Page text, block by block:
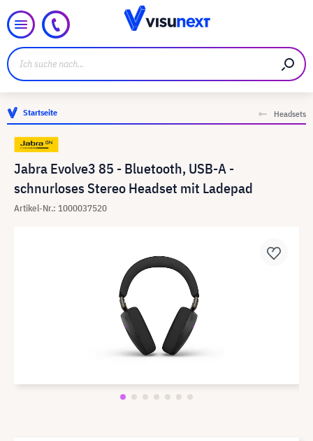
Startseite Headsets
Jabra Evolve3 85 - Bluetooth, USB-A -
schnurloses Stereo Headset mit Ladepad
Artikel-Nr.: 1000037520